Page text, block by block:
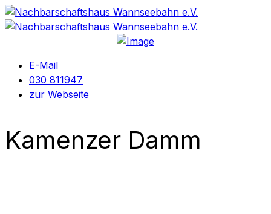
E-Mail
030 811947
zur Webseite
Kamenzer Damm